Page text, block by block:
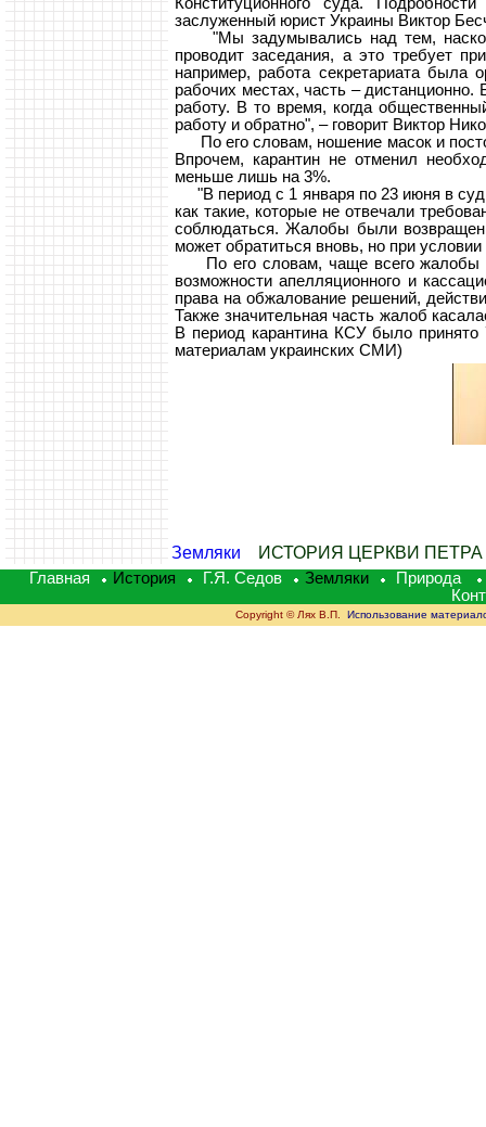
заслуженный юрист Украины Виктор
"Мы задумывались над тем,
проводит заседания, а это требует
например, работа секретариата была
рабочих местах, часть – дистанционно.
работу. В то время, когда
работу и обратно", – говорит Виктор
По его словам, ношение масок и
Впрочем, карантин не отменил
меньше лишь на 3%.
"В период с 1 января по 23 июня в
как такие, которые не отвечали
соблюдаться. Жалобы были
может обратиться вновь, но при
По его словам, чаще всего жалобы
возможности апелляционного и
права на обжалование решений,
Также значительная часть жалоб
В период карантина КСУ было
материалам украинских СМИ)
Земляки ИСТОРИЯ ЦЕРКВИ
Главная История Г.Я. Седов Земляки
Природа
Copyright © Лях В.П. Использование